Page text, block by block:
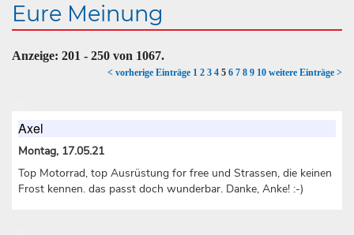
Eure Meinung
Anzeige: 201 - 250 von 1067.
< vorherige Einträge 1 2 3 4 5 6 7 8 9 10 weitere Einträge >
Axel
Montag, 17.05.21
Top Motorrad, top Ausrüstung for free und Strassen, die keinen
Frost kennen. das passt doch wunderbar. Danke, Anke! :-)